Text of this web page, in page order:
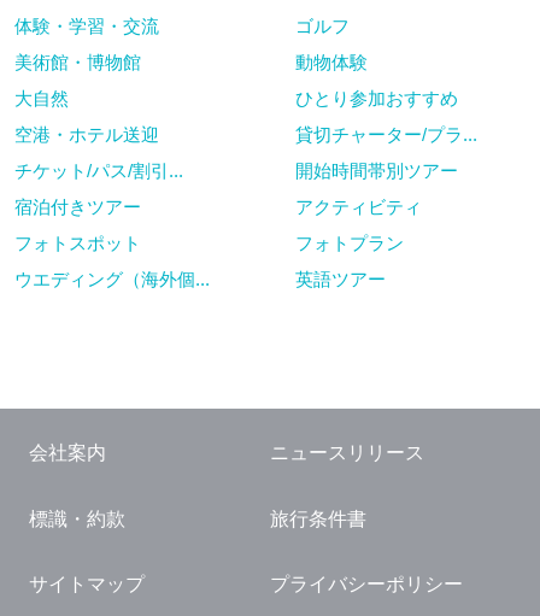
体験・学習・交流
ゴルフ
美術館・博物館
動物体験
大自然
ひとり参加おすすめ
空港・ホテル送迎
貸切チャーター/プラ...
チケット/パス/割引...
開始時間帯別ツアー
宿泊付きツアー
アクティビティ
フォトスポット
フォトプラン
ウエディング（海外個...
英語ツアー
会社案内 ニュースリリース
標識・約款 旅行条件書
サイトマップ プライバシーポリシー